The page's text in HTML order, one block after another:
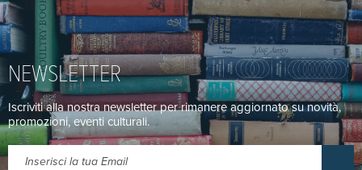
NEWSLETTER
Iscriviti alla nostra newsletter per rimanere aggiornato su novità,
promozioni, eventi culturali.